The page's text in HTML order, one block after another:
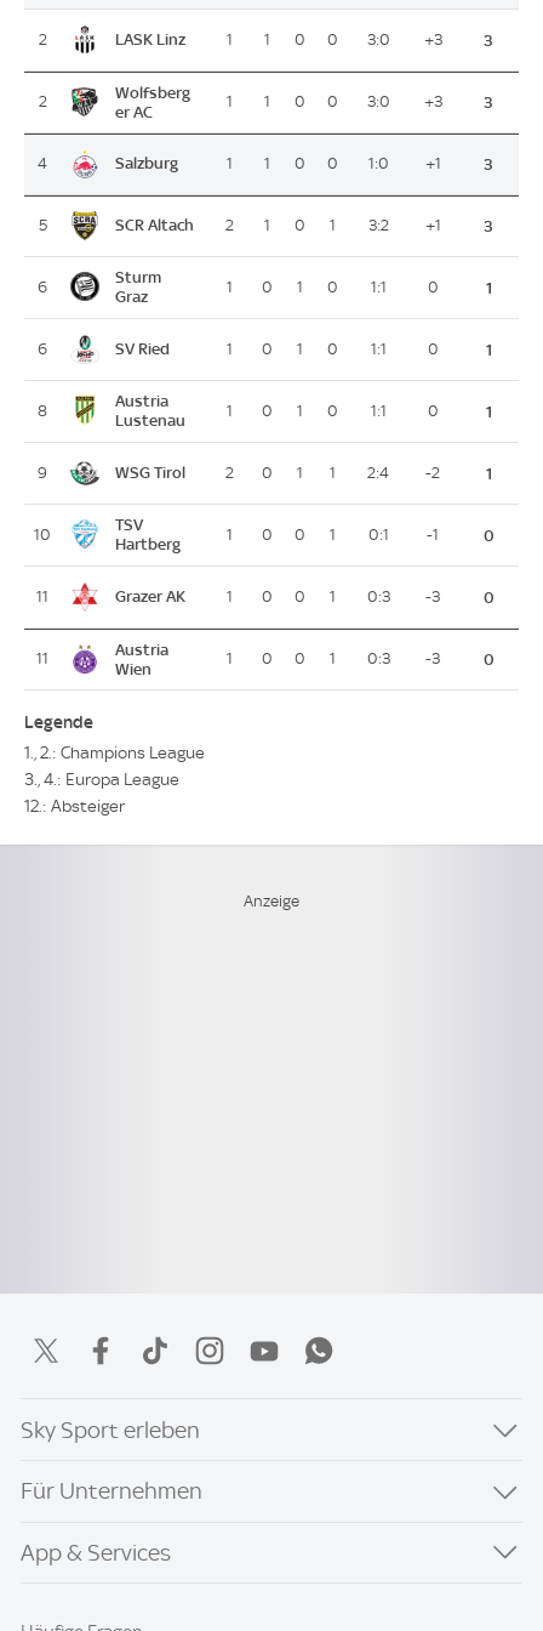
2 LASK Linz 1 1 0 0 3:0 +3 3
2
Wolfsberg
er AC
1 1 0 0 3:0 +3 3
4 Salzburg 1 1 0 0 1:0 +1 3
5 SCR Altach 2 1 0 1 3:2 +1 3
6
Sturm
Graz
1 0 1 0 1:1 0 1
6 SV Ried 1 0 1 0 1:1 0 1
8
Austria
Lustenau
1 0 1 0 1:1 0 1
9 WSG Tirol 2 0 1 1 2:4 -2 1
10
TSV
Hartberg
1 0 0 1 0:1 -1 0
11 Grazer AK 1 0 0 1 0:3 -3 0
11
Austria
Wien
1 0 0 1 0:3 -3 0
Legende
1., 2.: Champions League
3., 4.: Europa League
12.: Absteiger
Sky Sport erleben
Für Unternehmen
App & Services